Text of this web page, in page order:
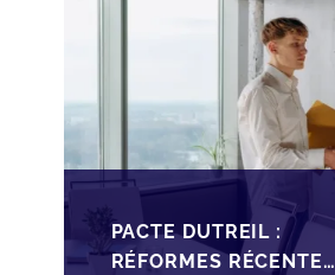
PACTE DUTREIL :
RÉFORMES RÉCENTES